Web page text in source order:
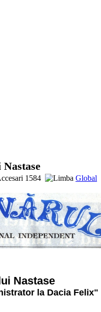
1584 Global
Nastase
la Dacia